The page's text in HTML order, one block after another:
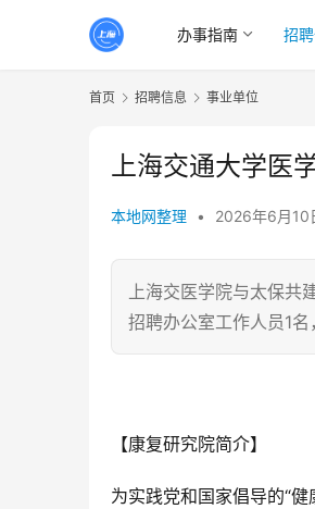
办事指南 招
首页 招聘信息 事业单位
上海交通大学医
本地网整理 • 2026年6月10
上海交医学院与太保共
招聘办公室工作人员1名
【康复研究院简介】
为实践党和国家倡导的“